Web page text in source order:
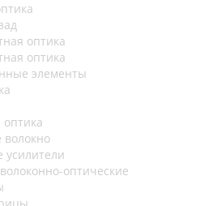
оптика
оптика
элементы
оптика
волокно
усилители
оптические